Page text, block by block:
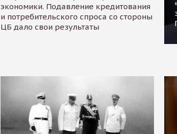
экономики. Подавление кредитования
и потребительского спроса со стороны
ЦБ дало свои результаты